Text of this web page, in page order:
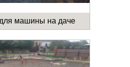
машины на даче